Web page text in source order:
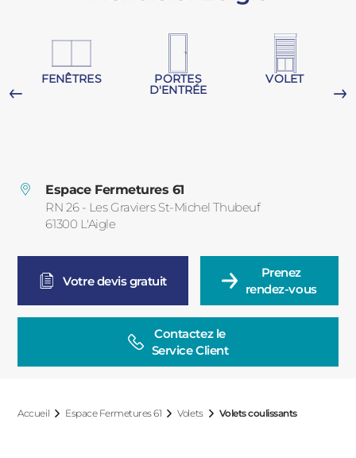
FENÊTRES PORTES
D'ENTRÉE
VOLET
Espace Fermetures 61
RN 26 - Les Graviers St-Michel Thubeuf
61300 L'Aigle
Votre devis gratuit
Prenez
rendez-vous
Contactez le
Service Client
Accueil Espace Fermetures 61 Volets Volets coulissants
PVC
ACIER